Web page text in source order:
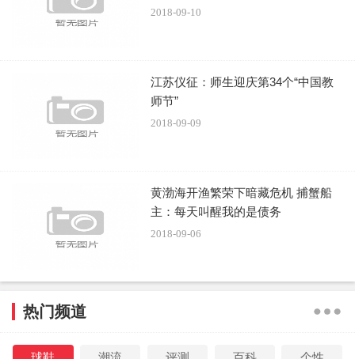
2018-09-10
江苏仪征：师生迎庆第34个“中国教
师节”
2018-09-09
黄渤海开渔繁荣下暗藏危机 捕蟹船
主：每天叫醒我的是债务
2018-09-06
热门频道